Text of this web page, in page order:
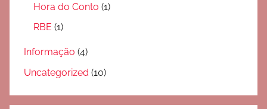
Hora do Conto (1)
RBE (1)
Informação (4)
Uncategorized (10)